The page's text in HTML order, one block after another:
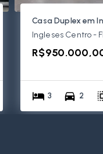
Casa Duplex em
Ingleses Centro -
3 2